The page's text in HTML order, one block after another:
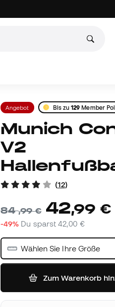
Angebot Bis zu129 Member
Munich Continental
V2
(12)
84,99 € 42,99 €
-49% Du sparst42,00 €
Wählen Sie Ihre Größe
Zum Warenkorb